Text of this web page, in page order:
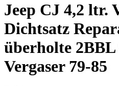
Jeep CJ 4,2 ltr.
Dichtsatz
überholte 2BBL
Vergaser 79-85